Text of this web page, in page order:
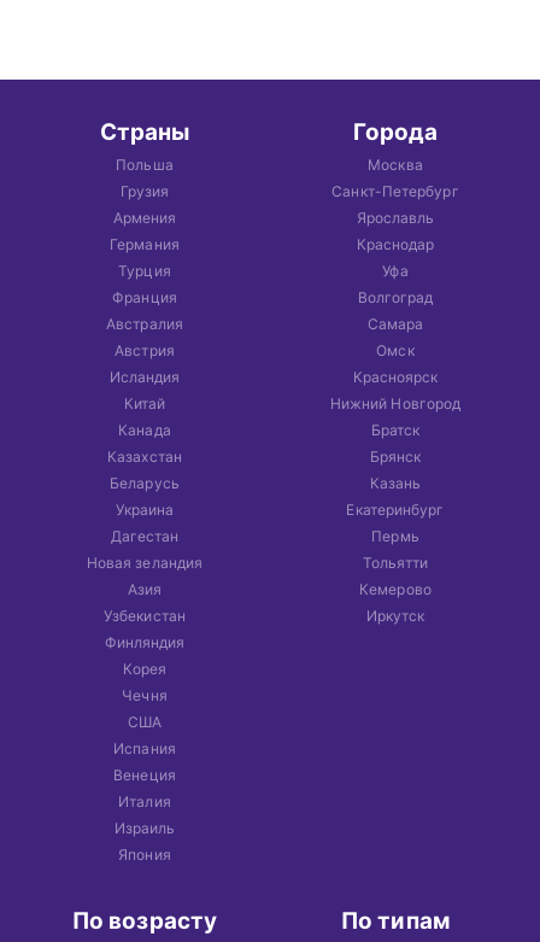
Страны
Польша
Грузия
Армения
Германия
Турция
Франция
Австралия
Австрия
Исландия
Китай
Канада
Казахстан
Беларусь
Украина
Дагестан
Новая зеландия
Азия
Узбекистан
Финляндия
Корея
Чечня
США
Испания
Венеция
Италия
Израиль
Япония
Города
Москва
Санкт-Петербург
Ярославль
Краснодар
Уфа
Волгоград
Самара
Омск
Красноярск
Нижний Новгород
Братск
Брянск
Казань
Екатеринбург
Пермь
Тольятти
Кемерово
Иркутск
По возрасту По типам